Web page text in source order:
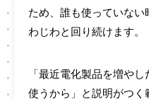
ため、誰も使っていな
わじわと回り続けます。
「最近電化製品を増や
使うから」と説明がつく